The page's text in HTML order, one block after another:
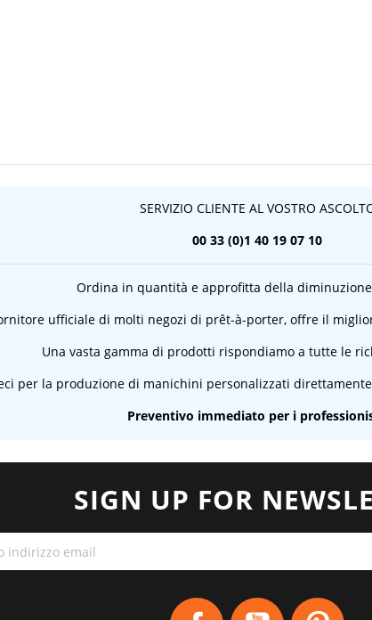
SERVIZIO CLIENTE AL VOSTRO
00 33 (0)1 40 19 07 10
Ordina in quantità e approfitta della
ufficiale di molti negozi di prêt-à-porter, offre il
Una vasta gamma di prodotti rispondiamo a tutte le
per la produzione di manichini personalizzati
Preventivo immediato per i
SIGN UP FOR
Facebook YouTube